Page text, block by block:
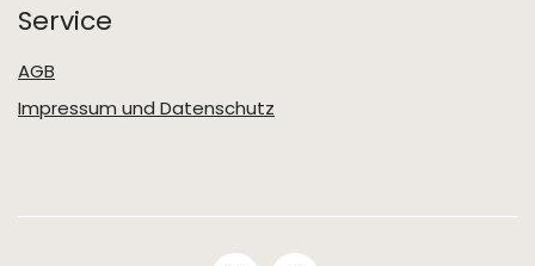
Service
AGB
Impressum und Datenschutz